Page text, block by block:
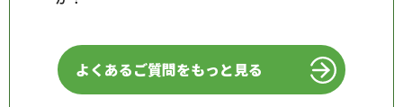
よくあるご質問をもっと見る